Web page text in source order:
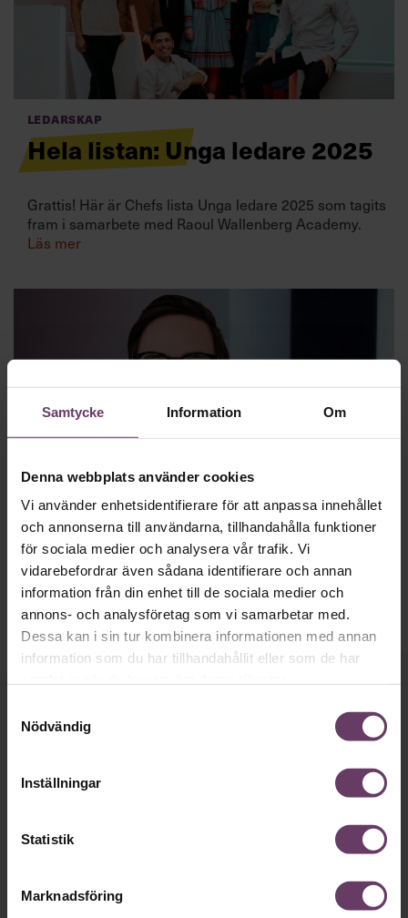
Samtycke Information Om
Denna webbplats använder cookies
Vi använder enhetsidentifierare för att anpassa innehållet
och annonserna till användarna, tillhandahålla funktioner
för sociala medier och analysera vår trafik. Vi
vidarebefordrar även sådana identifierare och annan
information från din enhet till de sociala medier och
annons- och analysföretag som vi samarbetar med.
Dessa kan i sin tur kombinera informationen med annan
information som du har tillhandahållit eller som de har
Nödvändig
Inställningar
Statistik
Marknadsföring
Prenumerera
Villkor och policy för
personuppgiftsbehandling
Ledarskap
Hela listan: Unga ledare 2025
Grattis! Här är Chefs lista Unga ledare 2025 som tagits
fram i samarbete med Raoul Wallenberg Academy.
Läs mer
Ledarskap
Tim Olsson – chefen alla vill jobba med
Sjuksköterskan Tim Olsson klev in som enhetschef och
”vände” en avdelning i kris: ”Gillar problemlösning”.
Håll dig uppdaterad med våra
Våra populära nyhetsbrev samlar varje
Chefakademin. Ledarskapsnytta och
och/eller HR. Missa inget – börja